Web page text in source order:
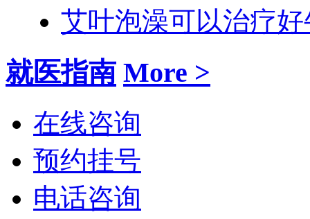
艾叶泡澡可以治疗
就医指南 More >
在线咨询
预约挂号
电话咨询